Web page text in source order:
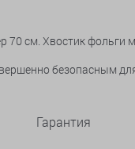
70 см. Хвостик фольги
безопасным
Гарантия